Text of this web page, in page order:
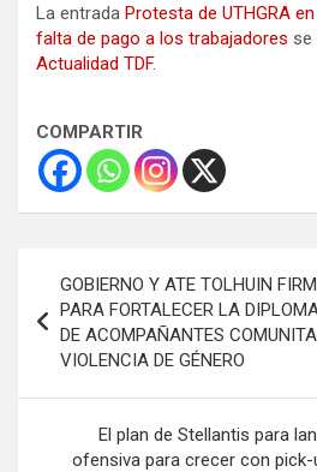
La entrada Protesta de UTHGRA
falta de pago a los trabajadores se
Actualidad TDF.
COMPARTIR
de
entradas
GOBIERNO Y ATE TOLHUIN
PARA FORTALECER LA
DE ACOMPAÑANTES
VIOLENCIA DE GÉNERO
El plan de Stellantis para
ofensiva para crecer con